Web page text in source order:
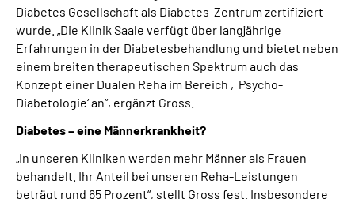
Diabetes Gesellschaft als Diabetes-Zentrum zertifiziert
wurde. „Die Klinik Saale verfügt über langjährige
Erfahrungen in der Diabetesbehandlung und bietet neben
einem breiten therapeutischen Spektrum auch das
Konzept einer Dualen Reha im Bereich ‚Psycho-
Diabetologie‘ an“, ergänzt Gross.
Diabetes – eine Männerkrankheit?
„In unseren Kliniken werden mehr Männer als Frauen
behandelt. Ihr Anteil bei unseren Reha-Leistungen
beträgt rund 65 Prozent“, stellt Gross fest. Insbesondere